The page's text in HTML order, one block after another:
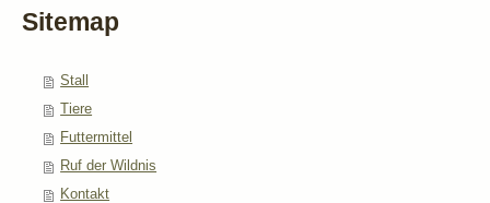
Sitemap
Stall
Tiere
Futtermittel
Ruf der Wildnis
Kontakt